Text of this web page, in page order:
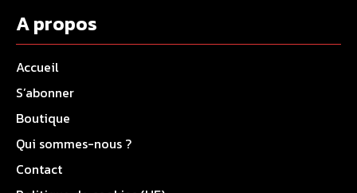
A propos
Accueil
S’abonner
Boutique
Qui sommes-nous ?
Contact